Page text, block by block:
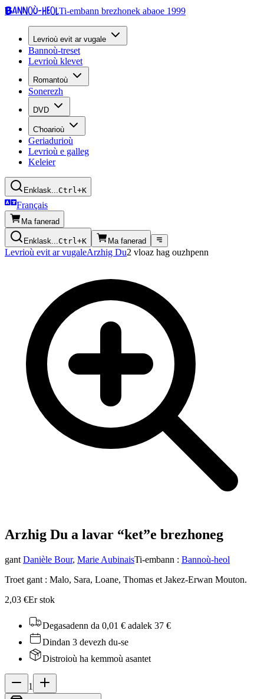
Bannoù-heolTi-embann brezhonek abaoe 1999
Levrioù evit ar vugale
Bannoù-treset
Levrioù klevet
Romantoù
Sonerezh
DVD
C'hoarioù
Geriadurioù
Levrioù e galleg
Keleier
Enklask...Ctrl+K
Français
Ma fanerad
Enklask...Ctrl+K Ma fanerad
Levrioù evit ar vugaleArzhig Du2 vloaz hag ouzhpenn
Arzhig Du a lavar “ket”e brezhoneg
gant Danièle Bour, Marie AubinaisTi-embann : Bannoù-heol
Troet gant : Malo, Sara, Loane, Thomas et Jakez-Erwan Mouton.
2,03 €Er stok
Degasadenn da 0,01 € adalek 37 €
Dindan 3 devezh du-se
Distroioù ha kemmoù asantet
1